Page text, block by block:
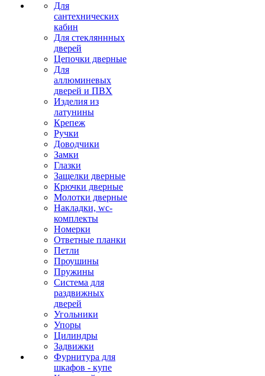
Для
сантехнических
кабин
Для стекляннных
дверей
Цепочки дверные
Для
аллюминевых
дверей и ПВХ
Изделия из
латунины
Крепеж
Ручки
Доводчики
Замки
Глазки
Защелки дверные
Крючки дверные
Молотки дверные
Накладки, wc-
комплекты
Номерки
Ответные планки
Петли
Проушины
Пружины
Система для
раздвижных
дверей
Угольники
Упоры
Цилиндры
Задвижки
Фурнитура для
шкафов - купе